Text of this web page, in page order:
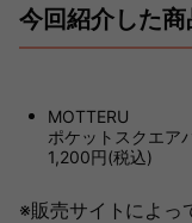
今回紹介した
MOTTERU
ポケットスクエア
1,200円(税込)
※販売サイトによっ